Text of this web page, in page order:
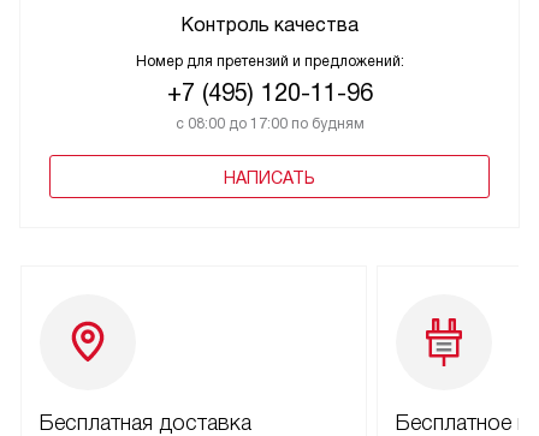
Контроль качества
Номер для претензий и предложений:
+7 (495) 120-11-96
с 08:00 до 17:00 по будням
НАПИСАТЬ
Бесплатная доставка Бесплатное